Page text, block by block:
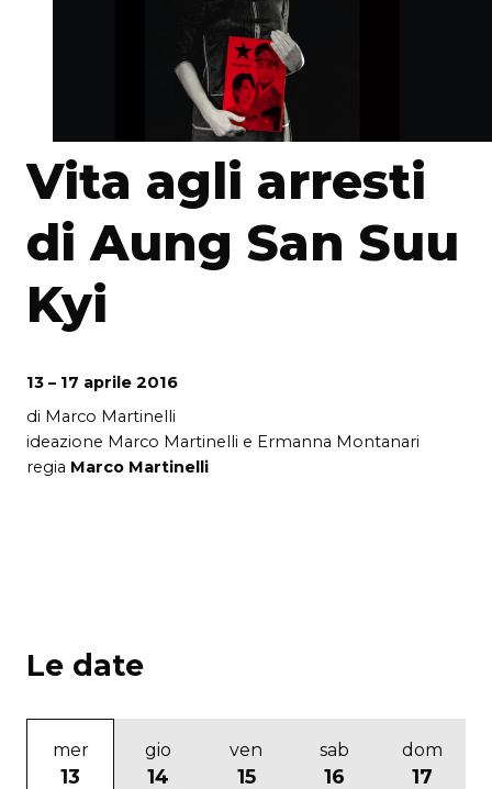
Vita agli arresti
di Aung San Suu
Kyi
13 – 17 aprile 2016
di Marco Martinelli
ideazione Marco Martinelli e Ermanna Montanari
regia Marco Martinelli
Le date
mer
13
gio
14
ven
15
sab
16
dom
17